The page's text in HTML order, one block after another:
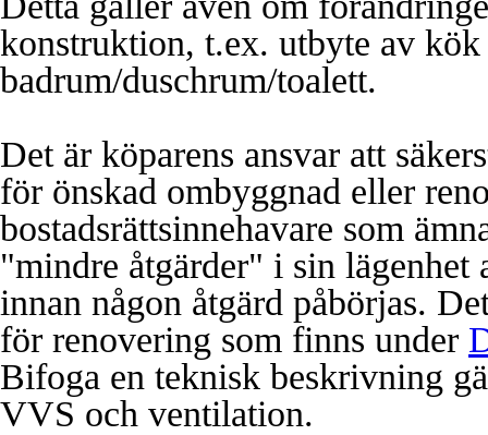
konstruktion, t.ex. utbyte av
badrum/duschrum/toalett.
Det är köparens ansvar att
för önskad ombyggnad eller
bostadsrättsinnehavare som
"mindre åtgärder" i sin
innan någon åtgärd påbörjas.
för renovering som finns under
Bifoga en teknisk beskrivning
VVS och ventilation.